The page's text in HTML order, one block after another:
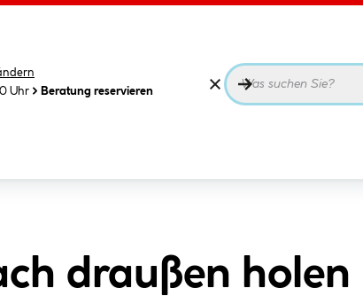
Uhr
Beratung reservieren
draußen holen